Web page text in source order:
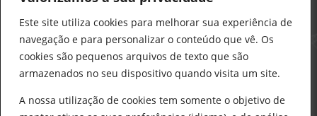
Este site utiliza cookies para melhorar sua experiência de
navegação e para personalizar o conteúdo que vê. Os
cookies são pequenos arquivos de texto que são
armazenados no seu dispositivo quando visita um site.
A nossa utilização de cookies tem somente o objetivo de
construcao@delarobia.pt
R. António Andrade, 1171
2820-287 • Charneca de Caparica